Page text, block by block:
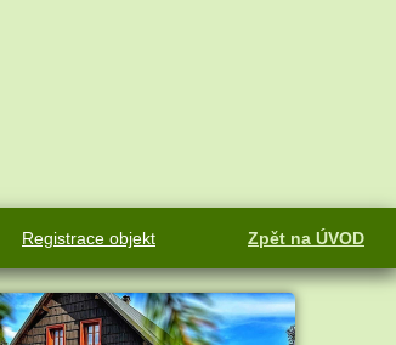
Registrace objekt Zpět na ÚVOD